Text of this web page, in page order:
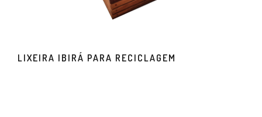
LIXEIRA IBIRÁ PARA RECICLAGEM